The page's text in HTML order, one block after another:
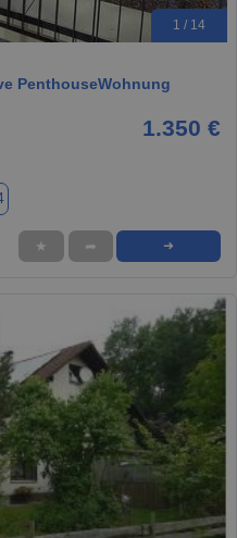
1 / 14
PenthouseWohnung
1.350 €
★ ➦ ➜